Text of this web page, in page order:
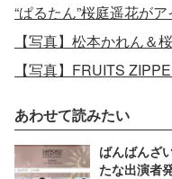
あわせて読みたい
ばんばんざ
たな出演者